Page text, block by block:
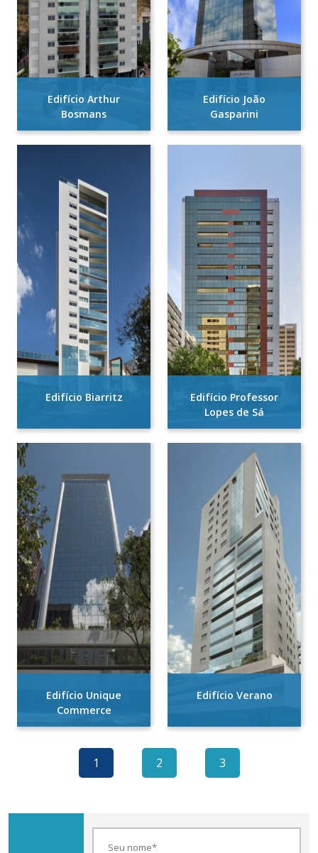
Edifício Arthur
Bosmans
Edifício João
Gasparini
Edifício Biarritz
Edifício Professor
Lopes de Sá
Edifício Unique
Commerce
Edifício Verano
1 2 3